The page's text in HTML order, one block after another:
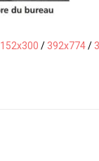
152x300 / 392x774/